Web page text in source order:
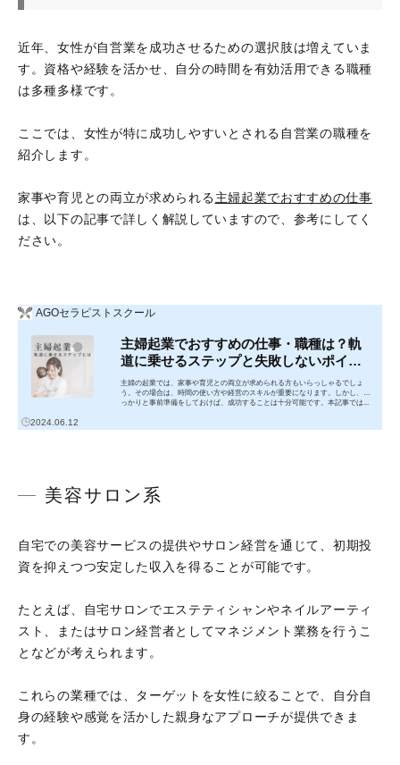
近年、女性が自営業を成功させるための選択肢は増えていま
す。資格や経験を活かせ、自分の時間を有効活用できる職種
は多種多様です。
ここでは、女性が特に成功しやすいとされる自営業の職種を
紹介します。
家事や育児との両立が求められる主婦起業でおすすめの仕事
は、以下の記事で詳しく解説していますので、参考にしてく
ださい。
AGOセラピストスクール
主婦起業でおすすめの仕事・職種は？軌
道に乗せるステップと失敗しないポイン
ト
2024.06.12
主婦の起業では、家事や育児との両立が求められる方もいらっしゃるでしょ
う。その場合は、時間の使い方や経営のスキルが重要になります。しかし、し
っかりと事前準備をしておけば、成功することは十分可能です。本記事では...
美容サロン系
自宅での美容サービスの提供やサロン経営を通じて、初期投
資を抑えつつ安定した収入を得ることが可能です。
たとえば、自宅サロンでエステティシャンやネイルアーティ
スト、またはサロン経営者としてマネジメント業務を行うこ
となどが考えられます。
これらの業種では、ターゲットを女性に絞ることで、自分自
身の経験や感覚を活かした親身なアプローチが提供できま
す。